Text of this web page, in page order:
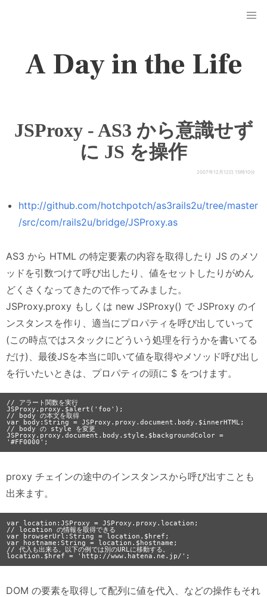
A Day in the Life
JSProxy - AS3 から意識せず
に JS を操作
2007年12月12日 15時10分
http://github.com/hotchpotch/as3rails2u/tree/master
/src/com/rails2u/bridge/JSProxy.as
AS3 から HTML の特定要素の内容を取得したり JS のメソ
ッドを引数つけて呼び出したり、値をセットしたりがめん
どくさくなってきたので作ってみました。
JSProxy.proxy もしくは new JSProxy() で JSProxy のイ
ンスタンスを作り、適当にプロパティを呼び出していって
(この時点ではスタックにどういう処理を行うかを書いてる
だけ)、最後JSを本当に叩いて値を取得やメソッド呼び出し
を行いたいときは、プロパティの頭に $ をつけます。
// アラート関数を実行
JSProxy.proxy.$alert('foo');
// body の本文を取得
var body:String = JSProxy.proxy.document.body.$innerHTML;
// body の style を変更
JSProxy.proxy.document.body.style.$backgroundColor =
proxy チェインの途中のインスタンスから呼び出すことも
出来ます。
var location:JSProxy = JSProxy.proxy.location;
// location の情報を取得できる
var browserUrl:String = location.$href;
var hostname:String = location.$hostname;
// 代入も出来る。以下の例では別のURLに移動する。
DOM の要素を取得して配列に値を代入、などの操作もそれ